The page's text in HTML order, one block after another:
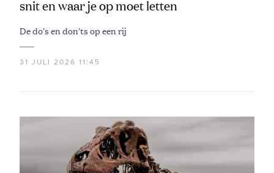
snit en waar je op moet letten
De do's en don'ts op een rij
31 JULI 2026 11:45